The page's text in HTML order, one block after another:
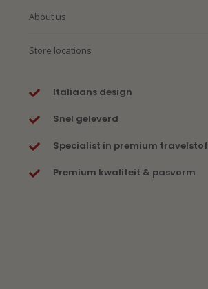
About us
Store locations
Italiaans design
Snel geleverd
Specialist in premium travelstof
Premium kwaliteit & pasvorm